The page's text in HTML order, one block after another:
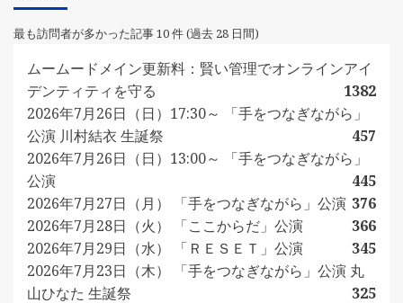
最も訪問者が多かった記事 10 件 (過去 28 日間)
ムームードメイン更新料：賢い管理でオンラインアイ
デンティティを守る
1382
2026年7月26日（日）17:30～ 「手をつなぎながら」
公演 川村結衣 生誕祭
457
2026年7月26日（日）13:00～ 「手をつなぎながら」
公演
445
2026年7月27日（月） 「手をつなぎながら」公演 376
2026年7月28日（火） 「ここからだ」公演
366
2026年7月29日（水） 「ＲＥＳＥＴ」公演
345
2026年7月23日（木） 「手をつなぎながら」公演 丸
山ひなた 生誕祭
325